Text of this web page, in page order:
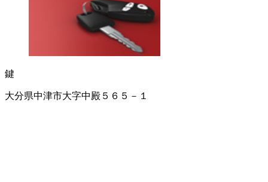
鍵
大分県中津市大字中殿５６５－１